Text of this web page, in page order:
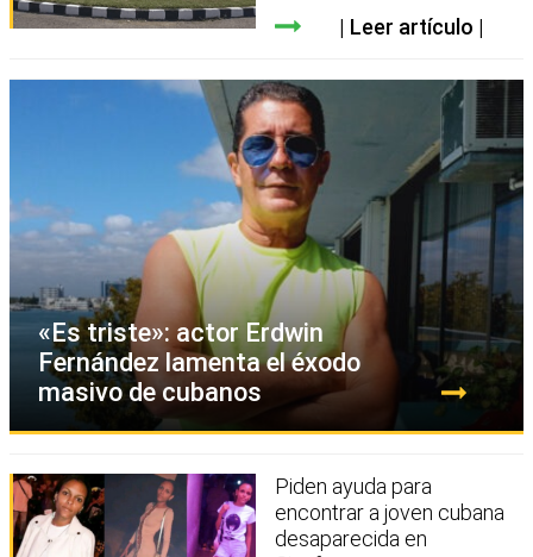
Leer artículo
«Es triste»: actor Erdwin
Fernández lamenta el éxodo
masivo de cubanos
Piden ayuda para
encontrar a joven cubana
desaparecida en